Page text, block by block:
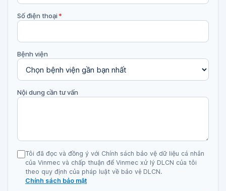
Số điện thoại*
Bệnh viện
Nội dung cần tư vấn
Tôi đã đọc và đồng ý với Chính sách bảo vệ dữ liệu cá nhân
của Vinmec và chấp thuận để Vinmec xử lý DLCN của tôi
theo quy định của pháp luật về bảo vệ DLCN.
Chính sách bảo mật